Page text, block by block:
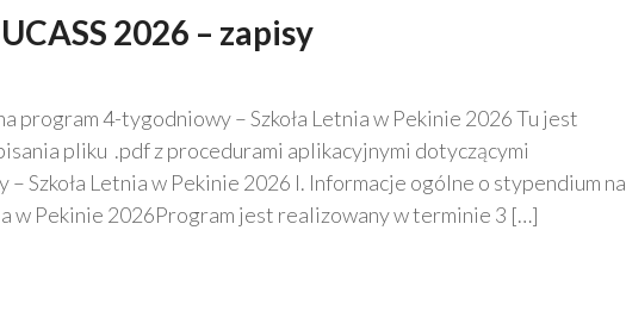
2026 – zapisy
program 4-tygodniowy – Szkoła Letnia w Pekinie 2026 Tu jest
pliku .pdf z procedurami aplikacyjnymi dotyczącymi
Szkoła Letnia w Pekinie 2026 I. Informacje ogólne o stypendium na
w Pekinie 2026Program jest realizowany w terminie 3 […]